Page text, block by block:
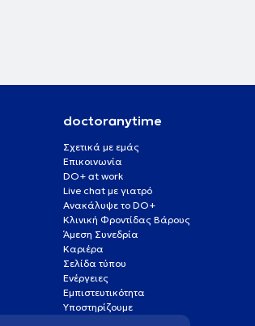
doctoranytime
Σχετικά με εμάς
Επικοινωνία
DO+ at work
Live chat με γιατρό
Ανακάλυψε το DO+
Κλινική Φροντίδας Βάρους
Άμεση Συνεδρία
Καριέρα
Σελίδα τύπου
Ενέργειες
Εμπιστευτικότητα
Υποστηρίζουμε